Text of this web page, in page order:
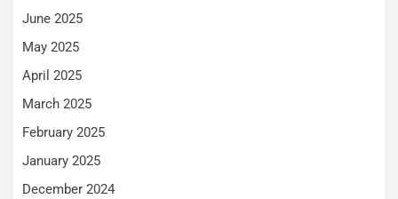
June 2025
May 2025
April 2025
March 2025
February 2025
January 2025
December 2024